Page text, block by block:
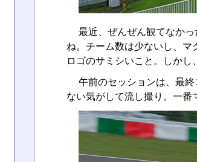
最近、ぜんぜん観てなか
ね。チーム数は少ないし、
ロゴのサミシいこと。しかし
午前のセッションは、最
ない気がして流し撮り。一番